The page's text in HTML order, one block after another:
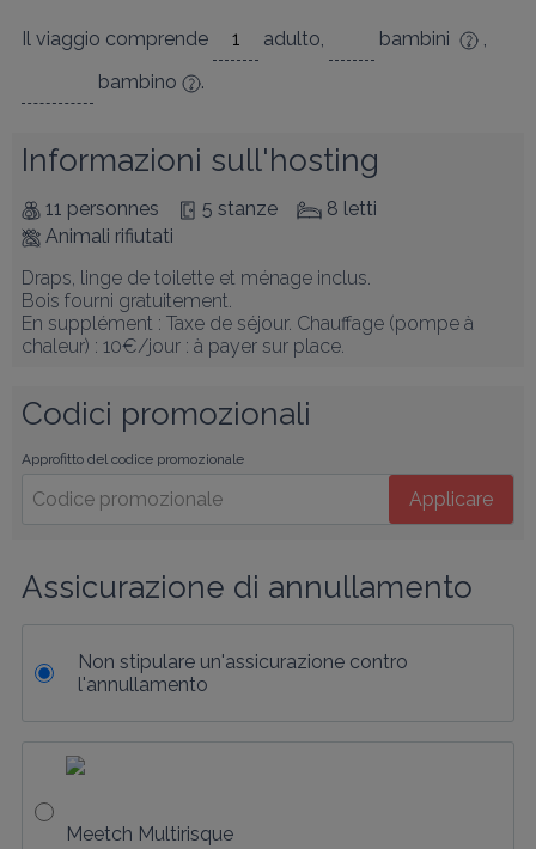
Il viaggio comprende adulto, bambini
,
bambino
.
Informazioni sull'hosting
11 personnes 5 stanze
8 letti
Animali rifiutati
Draps, linge de toilette et ménage inclus.
Bois fourni gratuitement.
En supplément : Taxe de séjour. Chauffage (pompe à
chaleur) : 10€/jour : à payer sur place.
Codici promozionali
Approfitto del codice promozionale
Applicare
Assicurazione di annullamento
Non stipulare un'assicurazione contro
l'annullamento
Meetch Multirisque